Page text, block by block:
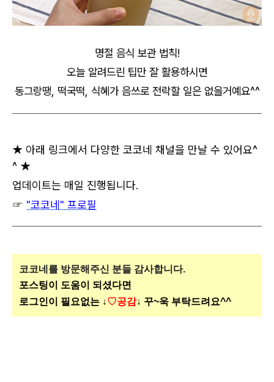
명절 음식 보관 법칙!
오늘 알려드린 팁만 잘 활용하시면
동그랑땡, 떡국떡, 식혜가 음쓰로 전락할 일은 없을거예요^^
★ 아래 링크에서 다양한 코코네 채널을 만날 수 있어요^
^ ★
업데이트는 매일 진행됩니다.
☞ "코코네" 프로필
코코네를 방문해주신 분들 감사합니다.
포스팅이 도움이 되셨다면
로그인이 필요없는 ↓♡공감↓ 꾸~욱 부탁드려요^^